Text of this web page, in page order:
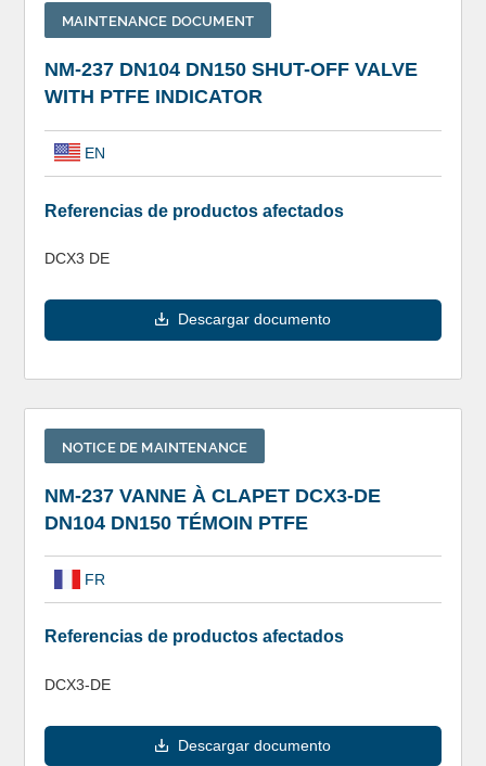
MAINTENANCE DOCUMENT
NM-237 DN104 DN150 SHUT-OFF VALVE
WITH PTFE INDICATOR
EN
Referencias de productos afectados
DCX3 DE
Descargar documento
NOTICE DE MAINTENANCE
NM-237 VANNE À CLAPET DCX3-DE
DN104 DN150 TÉMOIN PTFE
FR
Referencias de productos afectados
DCX3-DE
Descargar documento